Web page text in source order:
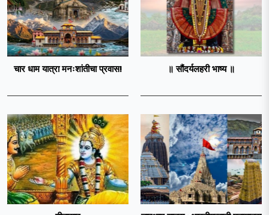
चार धाम यात्रा मनःशांतीचा प्रवास! ॥ सौंदर्यलहरी भाष्य ॥